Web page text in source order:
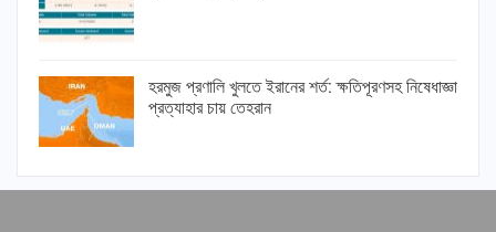
হরমুজ প্রণালি খুলতে ইরানের শর্ত: ক্ষতিপূরণসহ নিষেধাজ্ঞা
প্রত্যাহার চায় তেহরান